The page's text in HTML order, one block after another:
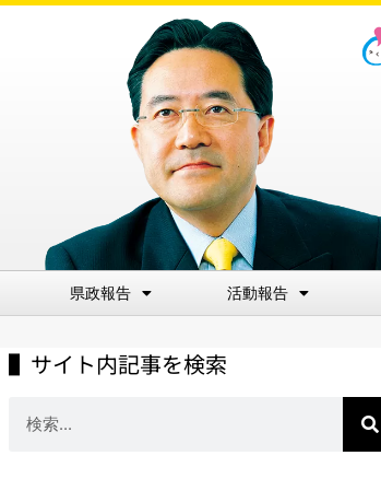
県政報告 活動報告
▌サイト内記事を検索